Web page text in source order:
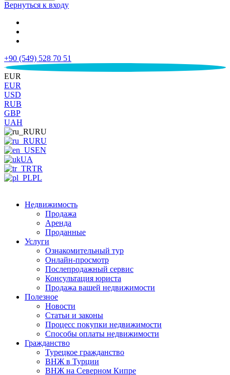
Вернуться к входу
+90 (549) 528 70 51
€
EUR
EUR
USD
RUB
GBP
UAH
RU
RU
EN
UA
TR
PL
Недвижимость
Продажа
Аренда
Проданные
Услуги
Ознакомительный тур
Онлайн-просмотр
Послепродажный сервис
Консультация юриста
Продажа вашей недвижимости
Полезное
Новости
Статьи и законы
Процесс покупки недвижимости
Способы оплаты недвижимости
Гражданство
Турецкое гражданство
ВНЖ в Турции
ВНЖ на Северном Кипре